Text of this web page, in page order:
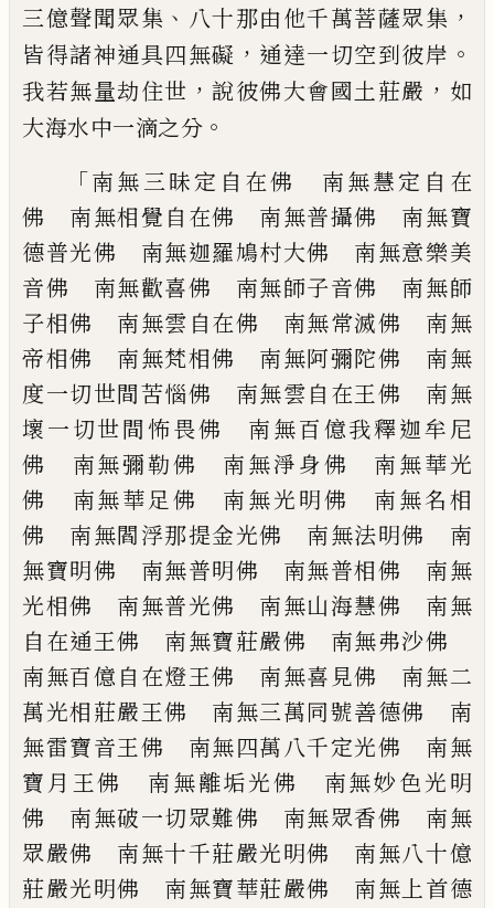
三億聲聞眾集 、 八十那由他千萬菩薩眾集 ，
皆得諸神通具四無礙 ， 通達一切空到彼岸 。
我若無量劫住世 ，說彼佛大會國土莊嚴 ， 如
大海水中一滴之分 。
「南無三昧定自在佛 南無慧定自在
佛 南無相覺自在佛 南無普攝佛 南無寶
德普光佛 南無迦羅鳩村大佛 南無意樂美
音佛 南無歡喜佛 南無師子音佛 南無師
子相佛 南無雲自在佛 南無常滅佛 南無
帝相佛 南無梵相佛 南無阿彌陀佛 南無
度一切世間苦惱佛 南無雲自在王佛 南無
壞一切世間怖畏佛 南無百億我釋迦牟尼
佛 南無彌勒佛 南無淨身佛 南無華光
佛 南無華足佛 南無光明佛 南無名相
佛 南無閻浮那提金光佛 南無法明佛 南
無寶明佛 南無普明佛 南無普相佛 南無
光相佛 南無普光佛 南無山海慧佛 南無
自在通王佛 南無寶莊嚴佛 南無弗沙佛
南無百億自在燈王佛 南無喜見佛 南無二
萬光相莊嚴王佛 南無三萬同號善德佛 南
無雷寶音王佛 南無四萬八千定光佛 南無
寶月王佛 南無離垢光佛 南無妙色光明
佛 南無破一切眾難佛 南無眾香佛 南無
眾嚴佛 南無十千莊嚴光明佛 南無八十億
莊嚴光明佛 南無寶華莊嚴佛 南無上首德